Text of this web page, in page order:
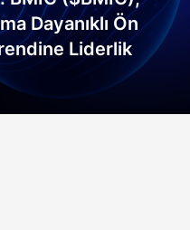
Dayanıklı Ön
Liderlik